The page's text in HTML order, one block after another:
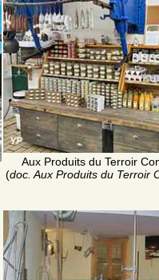
Aux Produits du Terroir
(doc. Aux Produits du Terroir